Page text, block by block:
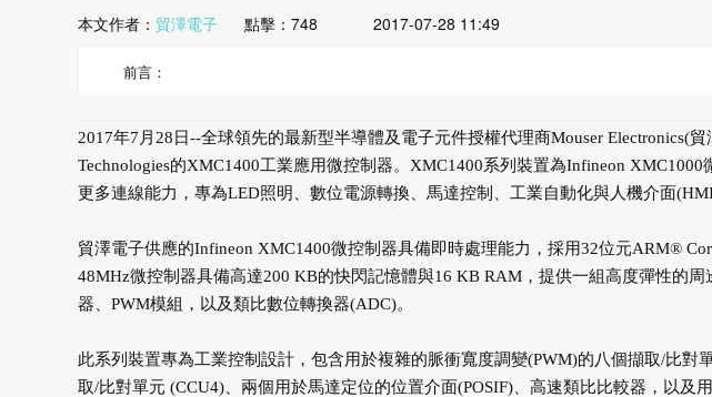
本文作者： 貿澤電子點擊： 748 2017-07-28 11:49
前言：
2017年7月28日--全球領先的最新型半導體及電子元件授權代理商Mouser Electronics(
Technologies的XMC1400工業應用微控制器。XMC1400系列裝置為Infineon
更多連線能力，專為LED照明、數位電源轉換、馬達控制、工業自動化與人機介面
貿澤電子供應的Infineon XMC1400微控制器具備即時處理能力，採用32位元ARM®
48MHz微控制器具備高達200 KB的快閃記憶體與16 KB RAM，提供一組高度彈性的
器、PWM模組，以及類比數位轉換器(ADC)。
此系列裝置專為工業控制設計，包含用於複雜的脈衝寬度調變(PWM)的八個擷取/比對
取/比對單元 (CCU4)、兩個用於馬達定位的位置介面(POSIF)、高速類比比較器，以及